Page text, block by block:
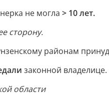
не могла > 10 лет.
сторону.
районам
законной владелице.
области